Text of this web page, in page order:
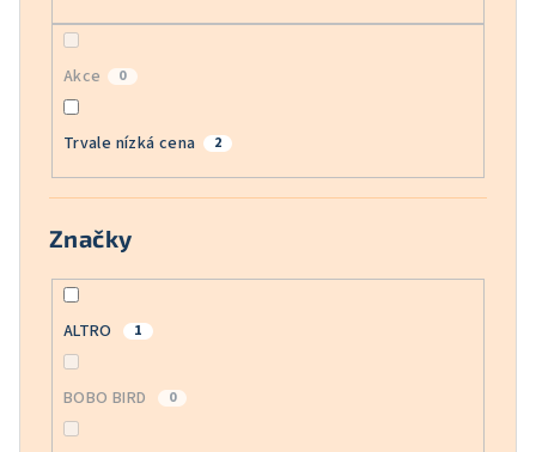
Akce 0
Trvale nízká cena 2
Značky
ALTRO 1
BOBO BIRD 0